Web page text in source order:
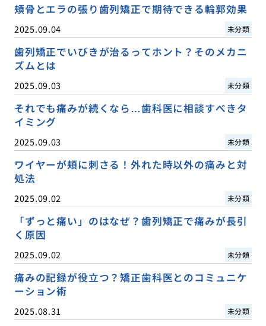
頬骨とエラの張り歯列矯正で期待できる輪郭効果
2025.09.04 未分類
歯列矯正でいびきが治るってホント？そのメカニ
ズムとは
2025.09.03 未分類
それでも痛みが続くなら…歯科医に相談すべきタ
イミング
2025.09.03 未分類
ワイヤーが頬に刺さる！外れた時以外の痛みと対
処法
2025.09.02 未分類
「ずっと痛い」のはなぜ？歯列矯正で痛みが長引
く原因
2025.09.02 未分類
痛みの記録が役立つ？矯正歯科医とのコミュニケ
ーション術
2025.08.31 未分類